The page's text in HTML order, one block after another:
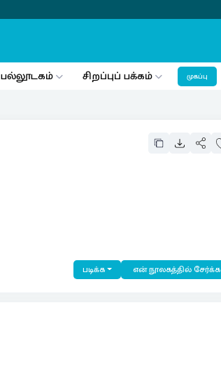
பல்லூடகம் சிறப்புப் பக்கம் முகப்பு
படிக்க என் நூலகத்தில் சேர்க்க